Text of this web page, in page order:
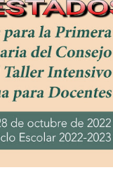
únicamente lo
en nuestra
material
para el 10 de mayo
No olvides
para más
Además, puedes